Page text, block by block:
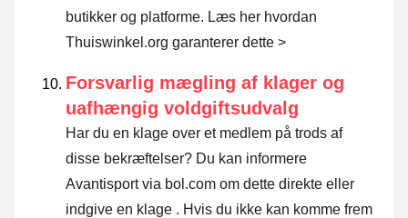
butikker og platforme. Læs her hvordan
Thuiswinkel.org garanterer dette >
Forsvarlig mægling af klager og
uafhængig voldgiftsudvalg
Har du en klage over et medlem på trods af
disse bekræftelser? Du kan informere
Avantisport via bol.com om dette direkte eller
indgive en klage . Hvis du ikke kan komme frem